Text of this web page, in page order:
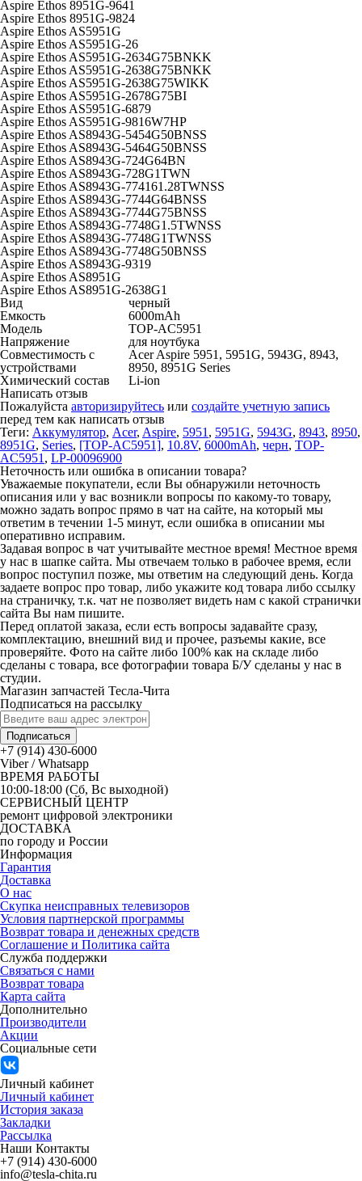
Aspire Ethos 8951G-9641
Aspire Ethos 8951G-9824
Aspire Ethos AS5951G
Aspire Ethos AS5951G-26
Aspire Ethos AS5951G-2634G75BNKK
Aspire Ethos AS5951G-2638G75BNKK
Aspire Ethos AS5951G-2638G75WIKK
Aspire Ethos AS5951G-2678G75BI
Aspire Ethos AS5951G-6879
Aspire Ethos AS5951G-9816W7HP
Aspire Ethos AS8943G-5454G50BNSS
Aspire Ethos AS8943G-5464G50BNSS
Aspire Ethos AS8943G-724G64BN
Aspire Ethos AS8943G-728G1TWN
Aspire Ethos AS8943G-774161.28TWNSS
Aspire Ethos AS8943G-7744G64BNSS
Aspire Ethos AS8943G-7744G75BNSS
Aspire Ethos AS8943G-7748G1.5TWNSS
Aspire Ethos AS8943G-7748G1TWNSS
Aspire Ethos AS8943G-7748G50BNSS
Aspire Ethos AS8943G-9319
Aspire Ethos AS8951G
Aspire Ethos AS8951G-2638G1
Вид
черный
Емкость
6000mAh
Модель
TOP-AC5951
Напряжение
для ноутбука
Совместимость с
устройствами
Acer Aspire 5951, 5951G, 5943G, 8943,
8950, 8951G Series
Химический состав
Li-ion
Написать отзыв
Пожалуйста авторизируйтесь или создайте учетную запись
перед тем как написать отзыв
Теги: Аккумулятор, Acer, Aspire, 5951 , 5951G, 5943G, 8943, 8950,
8951G, Series, [TOP-AC5951], 10.8V, 6000mAh, черн, TOP-
AC5951 , LP-00096900
Неточность или ошибка в описании товара?
Уважаемые покупатели, если Вы обнаружили неточность
описания или у вас возникли вопросы по какому-то товару,
можно задать вопрос прямо в чат на сайте, на который мы
ответим в течении 1-5 минут, если ошибка в описании мы
оперативно исправим.
Задавая вопрос в чат учитывайте местное время! Местное время
у нас в шапке сайта. Мы отвечаем только в рабочее время, если
вопрос поступил позже, мы ответим на следующий день. Когда
задаете вопрос про товар, либо укажите код товара либо ссылку
на страничку, т.к. чат не позволяет видеть нам с какой странички
сайта Вы нам пишите.
Перед оплатой заказа, если есть вопросы задавайте сразу,
комплектацию, внешний вид и прочее, разъемы какие, все
проверяйте. Фото на сайте либо 100% как на складе либо
сделаны с товара, все фотографии товара Б/У сделаны у нас в
студии.
Магазин запчастей Тесла-Чита
Подписаться на рассылку
Подписаться
+7 (914) 430-6000
Viber / Whatsapp
ВРЕМЯ РАБОТЫ
10:00-18:00 (Сб, Вс выходной)
СЕРВИСНЫЙ ЦЕНТР
ремонт цифровой электроники
ДОСТАВКА
по городу и России
Информация
Гарантия
Доставка
О нас
Скупка неисправных телевизоров
Условия партнерской программы
Возврат товара и денежных средств
Соглашение и Политика сайта
Служба поддержки
Связаться с нами
Возврат товара
Карта сайта
Дополнительно
Производители
Акции
Социальные сети
Личный кабинет
Личный кабинет
История заказа
Закладки
Рассылка
Наши Контакты
+7 (914) 430-6000
info@tesla-chita.ru